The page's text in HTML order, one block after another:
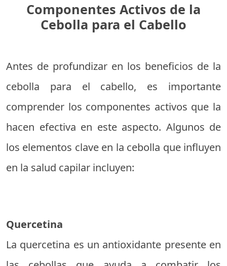
Componentes Activos de la
Cebolla para el Cabello
Antes de profundizar en los beneficios de la
cebolla para el cabello, es importante
comprender los componentes activos que la
hacen efectiva en este aspecto. Algunos de
los elementos clave en la cebolla que influyen
en la salud capilar incluyen:
Quercetina
La quercetina es un antioxidante presente en